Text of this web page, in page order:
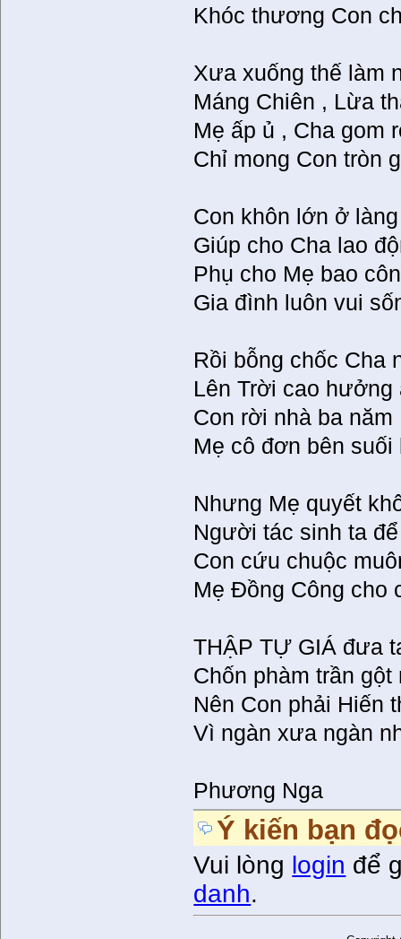
Khóc thương Con
Xưa xuống thế làm
Máng Chiên , Lừa
Mẹ ấp ủ , Cha gom
Chỉ mong Con tròn
Con khôn lớn ở
Giúp cho Cha lao
Phụ cho Mẹ bao
Gia đình luôn vui
Rồi bỗng chốc Cha
Lên Trời cao
Con rời nhà ba năm
Mẹ cô đơn bên suối
Nhưng Mẹ quyết
Người tác sinh ta
Con cứu chuộc
Mẹ Đồng Công cho
THẬP TỰ GIÁ đưa
Chốn phàm trần
Nên Con phải Hiến
Vì ngàn xưa ngàn
Phương Nga
Ý kiến bạn
Vui lòng login để
danh.